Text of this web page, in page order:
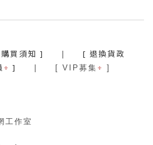
買須知 ]
[ 退換貨政
+ ] | [ VIP募集 + ]
工作室